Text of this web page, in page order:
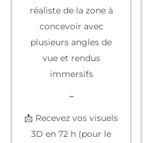
réaliste de la zone à
concevoir avec
plusieurs angles de
vue et rendus
immersifs
–
📩 Recevez vos visuels
3D en 72 h (pour le